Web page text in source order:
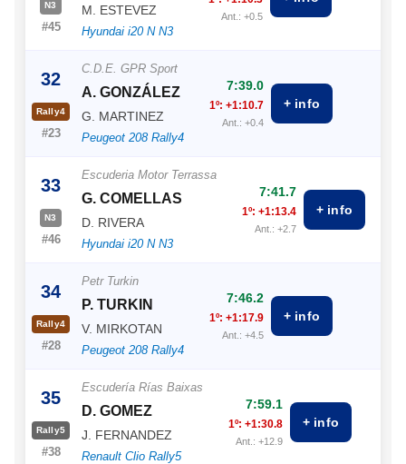
N3
#45
M. ESTEVEZ
Hyundai i20 N N3
Ant.: +0.5
32
Rally4
#23
C.D.E. GPR Sport
A. GONZÁLEZ
G. MARTINEZ
Peugeot 208 Rally4
7:39.0
1º: +1:10.7
Ant.: +0.4
+ info
33
N3
#46
Escuderia Motor Terrassa
G. COMELLAS
D. RIVERA
Hyundai i20 N N3
7:41.7
1º: +1:13.4
Ant.: +2.7
+ info
34
Rally4
#28
Petr Turkin
P. TURKIN
V. MIRKOTAN
Peugeot 208 Rally4
7:46.2
1º: +1:17.9
Ant.: +4.5
+ info
35
Rally5
#38
Escudería Rías Baixas
D. GOMEZ
J. FERNANDEZ
Renault Clio Rally5
7:59.1
1º: +1:30.8
Ant.: +12.9
+ info